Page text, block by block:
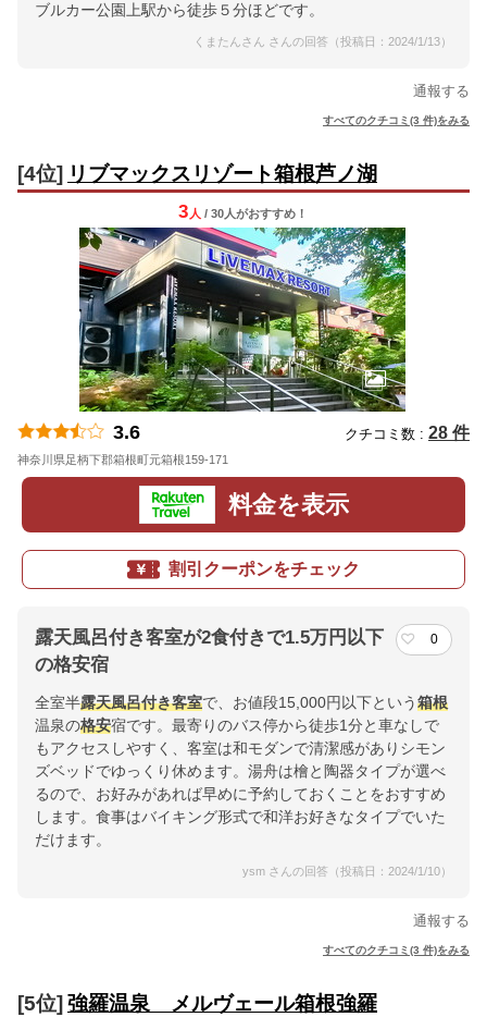
ブルカー公園上駅から徒歩５分ほどです。
くまたんさん さんの回答（投稿日：2024/1/13）
通報する
すべてのクチコミ(3 件)をみる
[4位] リブマックスリゾート箱根芦ノ湖
3 人 / 30人がおすすめ！
3.6 クチコミ数 : 28 件
神奈川県足柄下郡箱根町元箱根159-171
料金を表示
割引クーポンをチェック
露天風呂付き客室が2食付きで1.5万円以下
の格安宿
0
全室半露天風呂付き客室で、お値段15,000円以下という箱根
温泉の格安宿です。最寄りのバス停から徒歩1分と車なしで
もアクセスしやすく、客室は和モダンで清潔感がありシモン
ズベッドでゆっくり休めます。湯舟は檜と陶器タイプが選べ
るので、お好みがあれば早めに予約しておくことをおすすめ
します。食事はバイキング形式で和洋お好きなタイプでいた
だけます。
ysm さんの回答（投稿日：2024/1/10）
通報する
すべてのクチコミ(3 件)をみる
[5位] 強羅温泉 メルヴェール箱根強羅